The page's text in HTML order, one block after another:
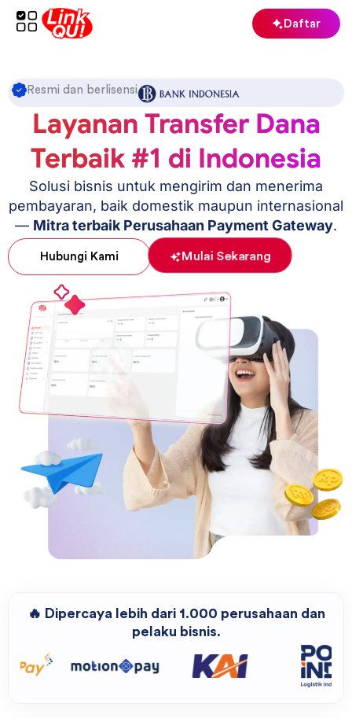
konten
Daftar
Layanan Transfer Dana
Terbaik #1 di Indonesia
Solusi bisnis untuk mengirim dan menerima
pembayaran, baik domestik maupun internasional
—Mitra terbaik Perusahaan Payment Gateway
Hubungi Kami Mulai Sekarang